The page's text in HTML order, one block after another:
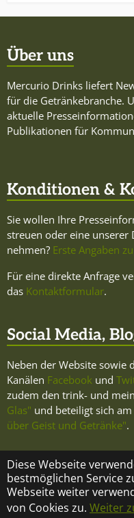
Diese Webseite
bestmöglichen Service
Webseite weiter
von Cookies zu. Weiter
Über uns
Mercurio Drinks liefert
für die Getränkebranche.
aktuelle
Publikationen für
Konditionen &
Sie wollen Ihre
streuen oder eine unserer
nehmen? Erste Angaben
Für eine direkte Anfrage
das Kontaktformular.
Social Media,
Neben der Website sowie
Kanälen Facebook und
zudem den trink- und
Glas" und beteiligt sich am
über Geist und Getränke".
KONTAKT ÜBER